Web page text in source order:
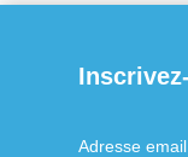
Adresse email